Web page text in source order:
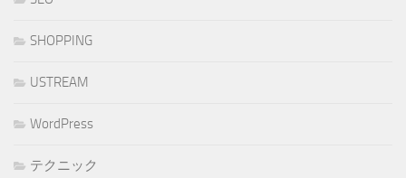
SHOPPING
USTREAM
WordPress
テクニック